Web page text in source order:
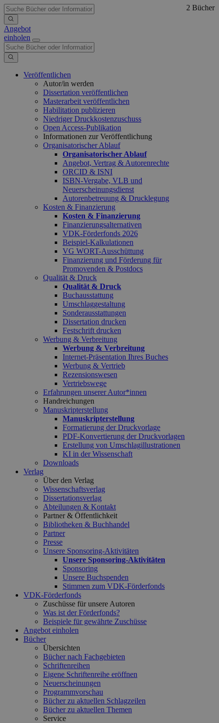
Angebot
einholen
Veröffentlichen
Autor/in werden
Dissertation veröffentlichen
Masterarbeit veröffentlichen
Habilitation publizieren
Niedriger Druckkostenzuschuss
Open Access-Publikation
Informationen zur Veröffentlichung
Organisatorischer Ablauf
Organisatorischer Ablauf
Angebot, Vertrag & Autorenrechte
ORCID & ISNI
ISBN-Vergabe, VLB und
Neuerscheinungsdienst
Autorenbetreuung & Drucklegung
Kosten & Finanzierung
Kosten & Finanzierung
Finanzierungsalternativen
VDK-Förderfonds 2026
Beispiel-Kalkulationen
VG WORT-Ausschüttung
Finanzierung und Förderung für
Promovenden & Postdocs
Qualität & Druck
Qualität & Druck
Buchausstattung
Umschlaggestaltung
Sonderausstattungen
Dissertation drucken
Festschrift drucken
Werbung & Verbreitung
Werbung & Verbreitung
Internet-Präsentation Ihres Buches
Werbung & Vertrieb
Rezensionswesen
Vertriebswege
Erfahrungen unserer Autor*innen
Handreichungen
Manuskripterstellung
Manuskripterstellung
Formatierung der Druckvorlage
PDF-Konvertierung der Druckvorlagen
Erstellung von Umschlagillustrationen
KI in der Wissenschaft
Downloads
Verlag
Über den Verlag
Wissenschaftsverlag
Dissertationsverlag
Abteilungen & Kontakt
Partner & Öffentlichkeit
Bibliotheken & Buchhandel
Partner
Presse
Unsere Sponsoring-Aktivitäten
Unsere Sponsoring-Aktivitäten
Sponsoring
Unsere Buchspenden
Stimmen zum VDK-Förderfonds
VDK-Förderfonds
Zuschüsse für unsere Autoren
Was ist der Förderfonds?
Beispiele für gewährte Zuschüsse
Angebot einholen
Bücher
Übersichten
Bücher nach Fachgebieten
Schriftenreihen
Eigene Schriftenreihe eröffnen
Neuerscheinungen
Programmvorschau
Bücher zu aktuellen Schlagzeilen
Bücher zu aktuellen Themen
Service
2 Bücher